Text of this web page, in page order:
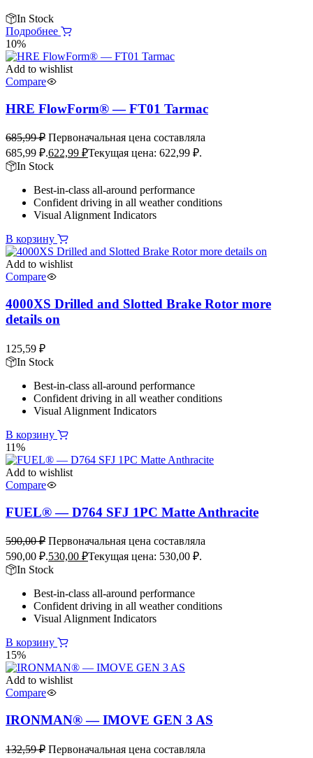
In Stock
Подробнее
10%
Add to wishlist
Compare
HRE FlowForm® — FT01 Tarmac
685,99₽ Первоначальная цена составляла
685,99 ₽.622,99 ₽Текущая цена: 622,99 ₽.
In Stock
Best-in-class all-around performance
Confident driving in all weather conditions
Visual Alignment Indicators
В корзину
Add to wishlist
Compare
4000XS Drilled and Slotted Brake Rotor more
details on
125,59 ₽
In Stock
Best-in-class all-around performance
Confident driving in all weather conditions
Visual Alignment Indicators
В корзину
11%
Add to wishlist
Compare
FUEL® — D764 SFJ 1PC Matte Anthracite
590,00₽ Первоначальная цена составляла
590,00 ₽.530,00 ₽Текущая цена: 530,00 ₽.
In Stock
Best-in-class all-around performance
Confident driving in all weather conditions
Visual Alignment Indicators
В корзину
15%
Add to wishlist
Compare
IRONMAN® — IMOVE GEN 3 AS
132,59₽ Первоначальная цена составляла